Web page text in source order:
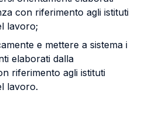
con riferimento agli istituti
lavoro;
e mettere a sistema i
elaborati dalla
riferimento agli istituti
lavoro.